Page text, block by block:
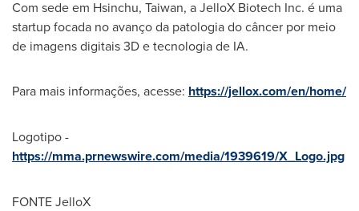
Com sede em Hsinchu, Taiwan, a JelloX Biotech Inc. é uma
startup focada no avanço da patologia do câncer por meio
de imagens digitais 3D e tecnologia de IA.
Para mais informações, acesse: https://jellox.com/en/home/
Logotipo -
https://mma.prnewswire.com/media/1939619/X_Logo.jpg
FONTE JelloX